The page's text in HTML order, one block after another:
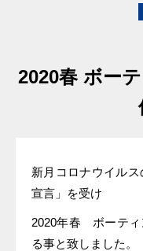
2020春 ボー
新月コロナウイル
宣言」を受け
2020年春 ボーティ
る事と致しました。